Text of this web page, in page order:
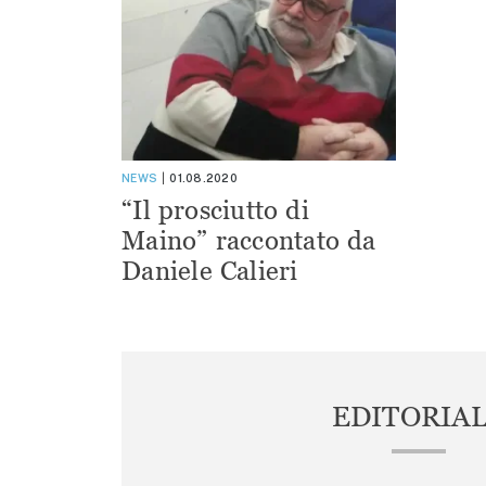
NEWS 01.08.2020
“Il prosciutto di
Maino” raccontato da
Daniele Calieri